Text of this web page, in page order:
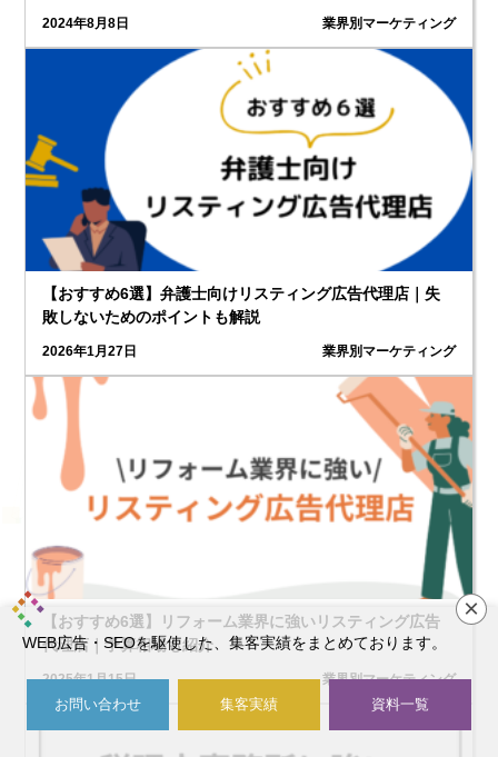
2024年8月8日 業界別マーケティング
【おすすめ6選】弁護士向けリスティング広告代理店｜失
敗しないためのポイントも解説
2026年1月27日 業界別マーケティング
【おすすめ6選】リフォーム業界に強いリスティング広告
代理店｜予算相場も紹介
2025年1月15日 業界別マーケティング
×
WEB広告・SEOを駆使した、集客実績をまとめております。
お問い合わせ 集客実績 資料一覧